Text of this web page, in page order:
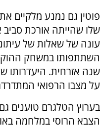
פוטין גם נמנע מלקיים
שלו שהייתה אורכת
עונה של שאלות של
השתתפותו במשחק
שנה אזרחית. היעדרותו
על מצבו הרפואי
בערוץ הטלגרם טוענים
הצבא הרוסי במלחמה